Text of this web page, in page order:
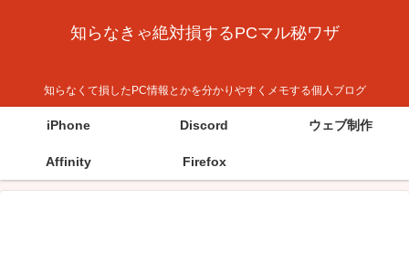
知らなきゃ絶対損するPCマル秘ワザ
知らなくて損したPC情報とかを分かりやすくメモする個人ブログ
iPhone Discord ウェブ制作
Affinity Firefox